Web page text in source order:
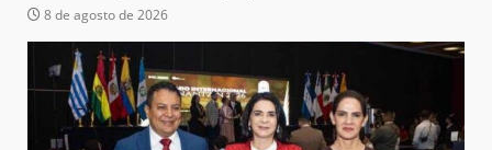
8 de agosto de 2026